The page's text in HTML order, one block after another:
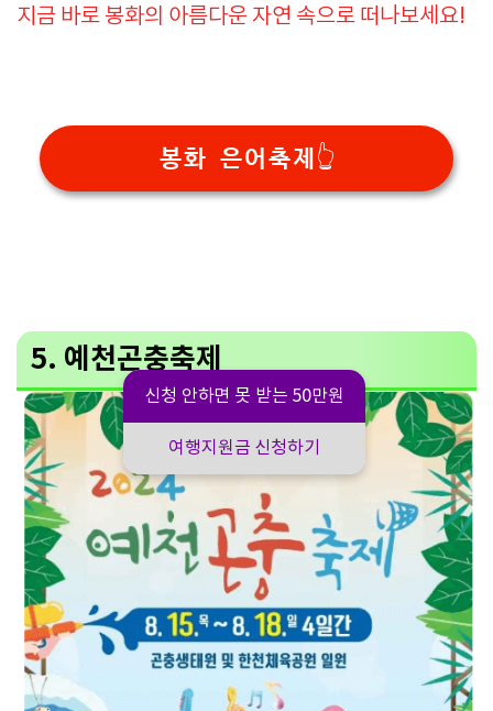
지금 바로 봉화의 아름다운 자연 속으로 떠나보세요!
봉화 은어축제👆
5. 예천곤충축제
신청 안하면 못 받는 50만원
여행지원금 신청하기